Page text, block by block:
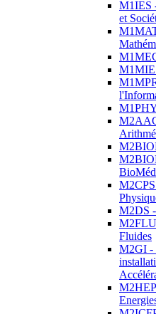
M1IES
et
M1MIE
M2DS
Fluides
M2GI -